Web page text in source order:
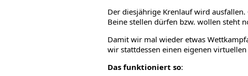
Der diesjährige Krenlauf wird
Beine stellen dürfen bzw. wollen steht
Damit wir mal wieder etwas
wir stattdessen einen eigenen
Das funktioniert so: